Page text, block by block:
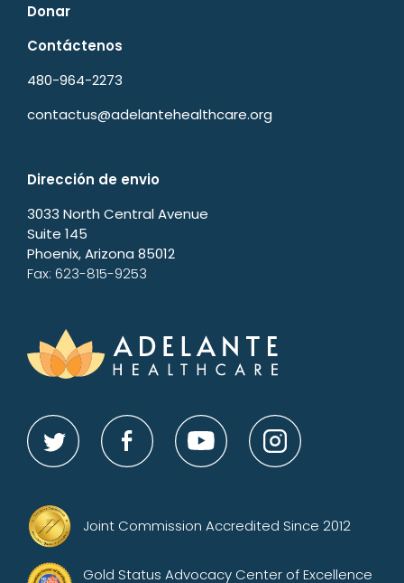
Donar
Contáctenos
480-964-2273
contactus@adelantehealthcare.org
Dirección de envio
3033 North Central Avenue
Suite 145
Phoenix, Arizona 85012
Fax: 623-815-9253
Joint Commission Accredited Since 2012
Gold Status Advocacy Center of Excellence